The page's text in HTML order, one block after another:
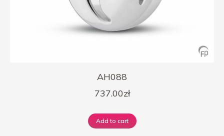
AH088
737.00zł
Add to cart